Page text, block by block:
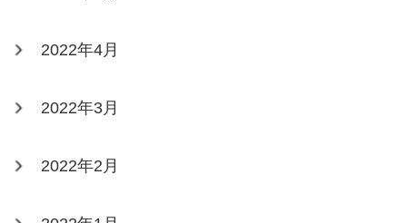
2022年4月
2022年3月
2022年2月